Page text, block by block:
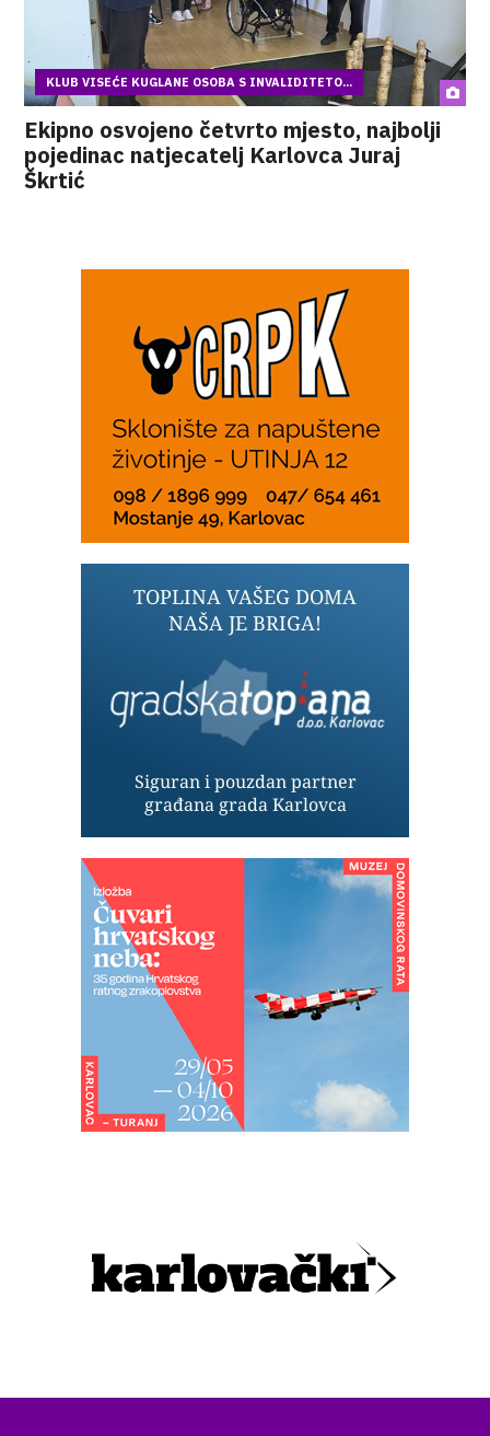
KLUB VISEĆE KUGLANE OSOBA S INVALIDITETO...
Ekipno osvojeno četvrto mjesto, najbolji
pojedinac natjecatelj Karlovca Juraj
Škrtić